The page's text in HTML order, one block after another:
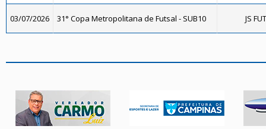
03/07/2026 31° Copa Metropolitana de Futsal - SUB10 JS